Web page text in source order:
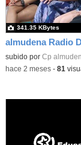
Contenido educativo.
subido por Cp
341.35 KBytes
-hace 2 meses- 81